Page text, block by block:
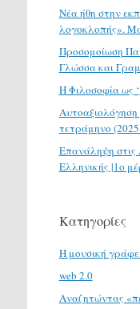
Νέα ήθη στην
λογοκλοπής».
Προσομοίωση
Γλώσσα και
H Φιλοσοφία ως
τετράμηνο
Επανάληψη στις
Ελληνικής |1ο
Κατηγορίες
H μουσική
web 2.0
Αναζητώντας